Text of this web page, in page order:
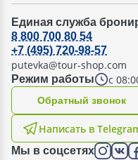
Единая служба
Режим работы с
8 800 700 80 54
+7 (495) 720-98-57
putevka@tour-shop.com
Написать в
Oбратный звонок
Мы в соцсетях